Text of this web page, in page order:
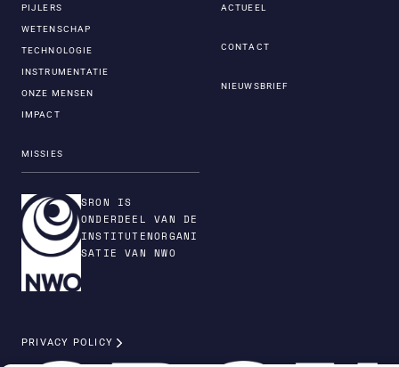
PIJLERS
WETENSCHAP
TECHNOLOGIE
INSTRUMENTATIE
ONZE MENSEN
IMPACT
MISSIES
ACTUEEL
CONTACT
NIEUWSBRIEF
SRON IS
ONDERDEEL VAN DE
INSTITUTENORGANI
SATIE VAN NWO
PRIVACY POLICY